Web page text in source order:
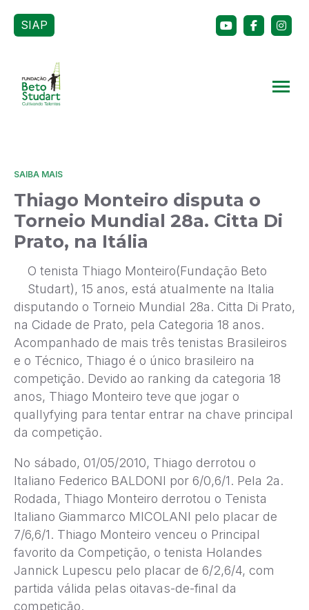
SIAP
SAIBA MAIS
Thiago Monteiro disputa o
Torneio Mundial 28a. Citta Di
Prato, na Itália
O tenista Thiago Monteiro(Fundação Beto
Studart), 15 anos, está atualmente na Italia
disputando o Torneio Mundial 28a. Citta Di Prato,
na Cidade de Prato, pela Categoria 18 anos.
Acompanhado de mais três tenistas Brasileiros
e o Técnico, Thiago é o único brasileiro na
competição. Devido ao ranking da categoria 18
anos, Thiago Monteiro teve que jogar o
quallyfying para tentar entrar na chave principal
da competição.
No sábado, 01/05/2010, Thiago derrotou o
Italiano Federico BALDONI por 6/0,6/1. Pela 2a.
Rodada, Thiago Monteiro derrotou o Tenista
Italiano Giammarco MICOLANI pelo placar de
7/6,6/1. Thiago Monteiro venceu o Principal
favorito da Competição, o tenista Holandes
Jannick Lupescu pelo placar de 6/2,6/4, com
partida válida pelas oitavas-de-final da
competição.